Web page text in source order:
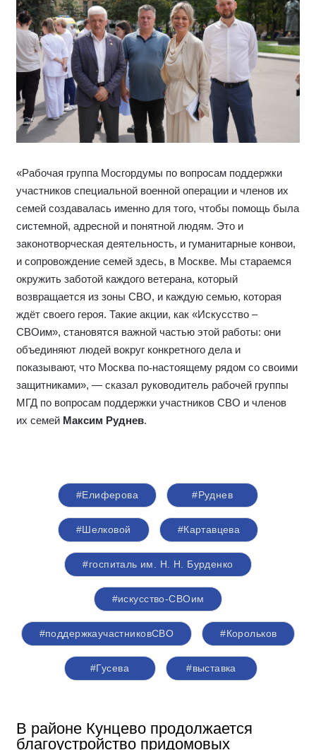
«Рабочая группа Мосгордумы по вопросам поддержки
участников специальной военной операции и членов их
семей создавалась именно для того, чтобы помощь была
системной, адресной и понятной людям. Это и
законотворческая деятельность, и гуманитарные конвои,
и сопровождение семей здесь, в Москве. Мы стараемся
окружить заботой каждого ветерана, который
возвращается из зоны СВО, и каждую семью, которая
ждёт своего героя. Такие акции, как «Искусство –
СВОим», становятся важной частью этой работы: они
объединяют людей вокруг конкретного дела и
показывают, что Москва по‑настоящему рядом со своими
защитниками», — сказал руководитель рабочей группы
МГД по вопросам поддержки участников СВО и членов
их семей Максим Руднев.
#Елиферова #Руднев
#Шелковой #Картавцева
#госпиталь им. Н. Н. Бурденко
#искусство-СВОим
#поддержкаучастниковСВО #Корольков
#Гусева #выставка
В районе Кунцево продолжается
благоустройство придомовых